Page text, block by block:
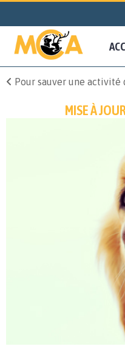
Pour sauver une activité
MISE À